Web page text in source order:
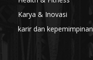
Karya & Inovasi
karir dan kepemimpinan